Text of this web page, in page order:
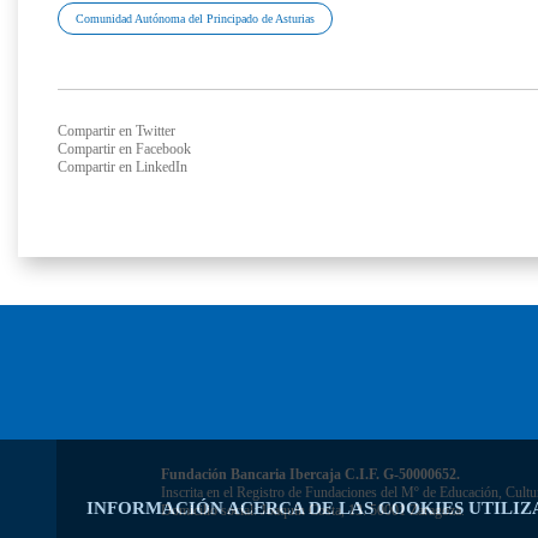
INFORMACIÓN ACERCA DE LAS COOKIES
Comunidad Autónoma del Principado de Asturias
Compartir en Twitter
Compartir en Facebook
Compartir en LinkedIn
Fundación Bancaria Ibercaja C.I.F. G-50000652.
Inscrita en el Registro de Fundaciones del Mº de Educación,
Domicilio social: Joaquín Costa, 13. 50001 Zaragoza.